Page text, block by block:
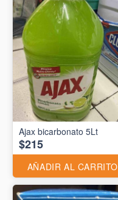
Ajax bicarbonato 5Lt
$215
AÑADIR AL CARRITO